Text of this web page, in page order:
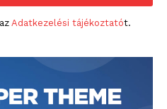
Adatkezelési tájékoztatót.